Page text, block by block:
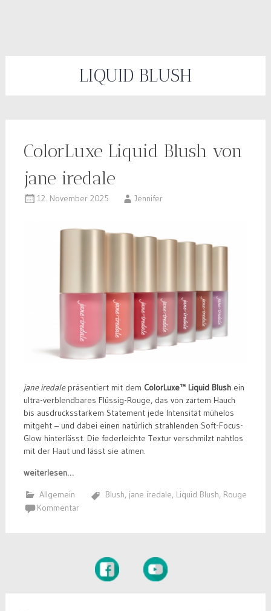
LIQUID BLUSH
ColorLuxe Liquid Blush von
jane iredale
12. November 2025 Jennifer
jane iredalepräsentiert mit dem ColorLuxe™ Liquid Blushein
ultra-verblendbares Flüssig-Rouge, das von zartem Hauch
bis ausdrucksstarkem Statement jede Intensität mühelos
mitgeht – und dabei einen natürlich strahlenden Soft-Focus-
Glow hinterlässt. Die federleichte Textur verschmilzt nahtlos
mit der Haut und lässt sie atmen.
weiterlesen…
Allgemein
Blush, jane iredale, Liquid Blush, Rouge
Kommentar